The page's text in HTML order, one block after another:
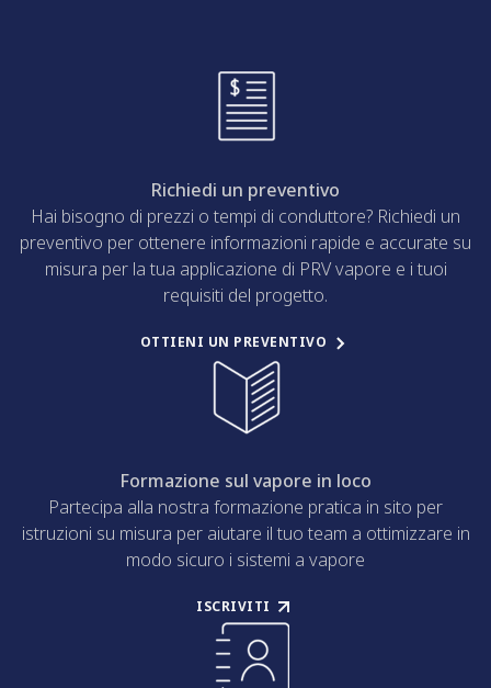
Richiedi un preventivo
Hai bisogno di prezzi o tempi di conduttore? Richiedi un
preventivo per ottenere informazioni rapide e accurate su
misura per la tua applicazione di PRV vapore e i tuoi
requisiti del progetto.
OTTIENI UN PREVENTIVO
Formazione sul vapore in loco
Partecipa alla nostra formazione pratica in sito per
istruzioni su misura per aiutare il tuo team a ottimizzare in
modo sicuro i sistemi a vapore
ISCRIVITI